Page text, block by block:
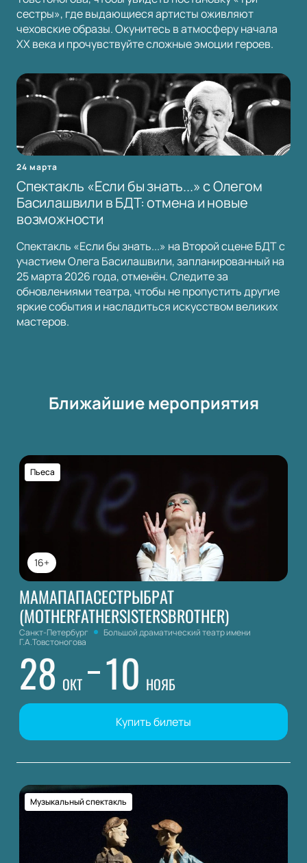
сестры», где выдающиеся артисты оживляют
чеховские образы. Окунитесь в атмосферу начала
XX века и прочувствуйте сложные эмоции героев.
24 марта
Спектакль «Если бы знать...» с Олегом
Басилашвили в БДТ: отмена и новые
возможности
Спектакль «Если бы знать...» на Второй сцене БДТ с
участием Олега Басилашвили, запланированный на
25 марта 2026 года, отменён. Следите за
обновлениями театра, чтобы не пропустить другие
яркие события и насладиться искусством великих
мастеров.
Ближайшие мероприятия
16+
Пьеса
МАМАПАПАСЕСТРЫБРАТ
(MOTHERFATHERSISTERSBROTHER)
Санкт-Петербург
Большой драматический театр имени
Г.А.Товстоногова
28 ОКТ 10 НОЯБ
Купить билеты
Музыкальный спектакль